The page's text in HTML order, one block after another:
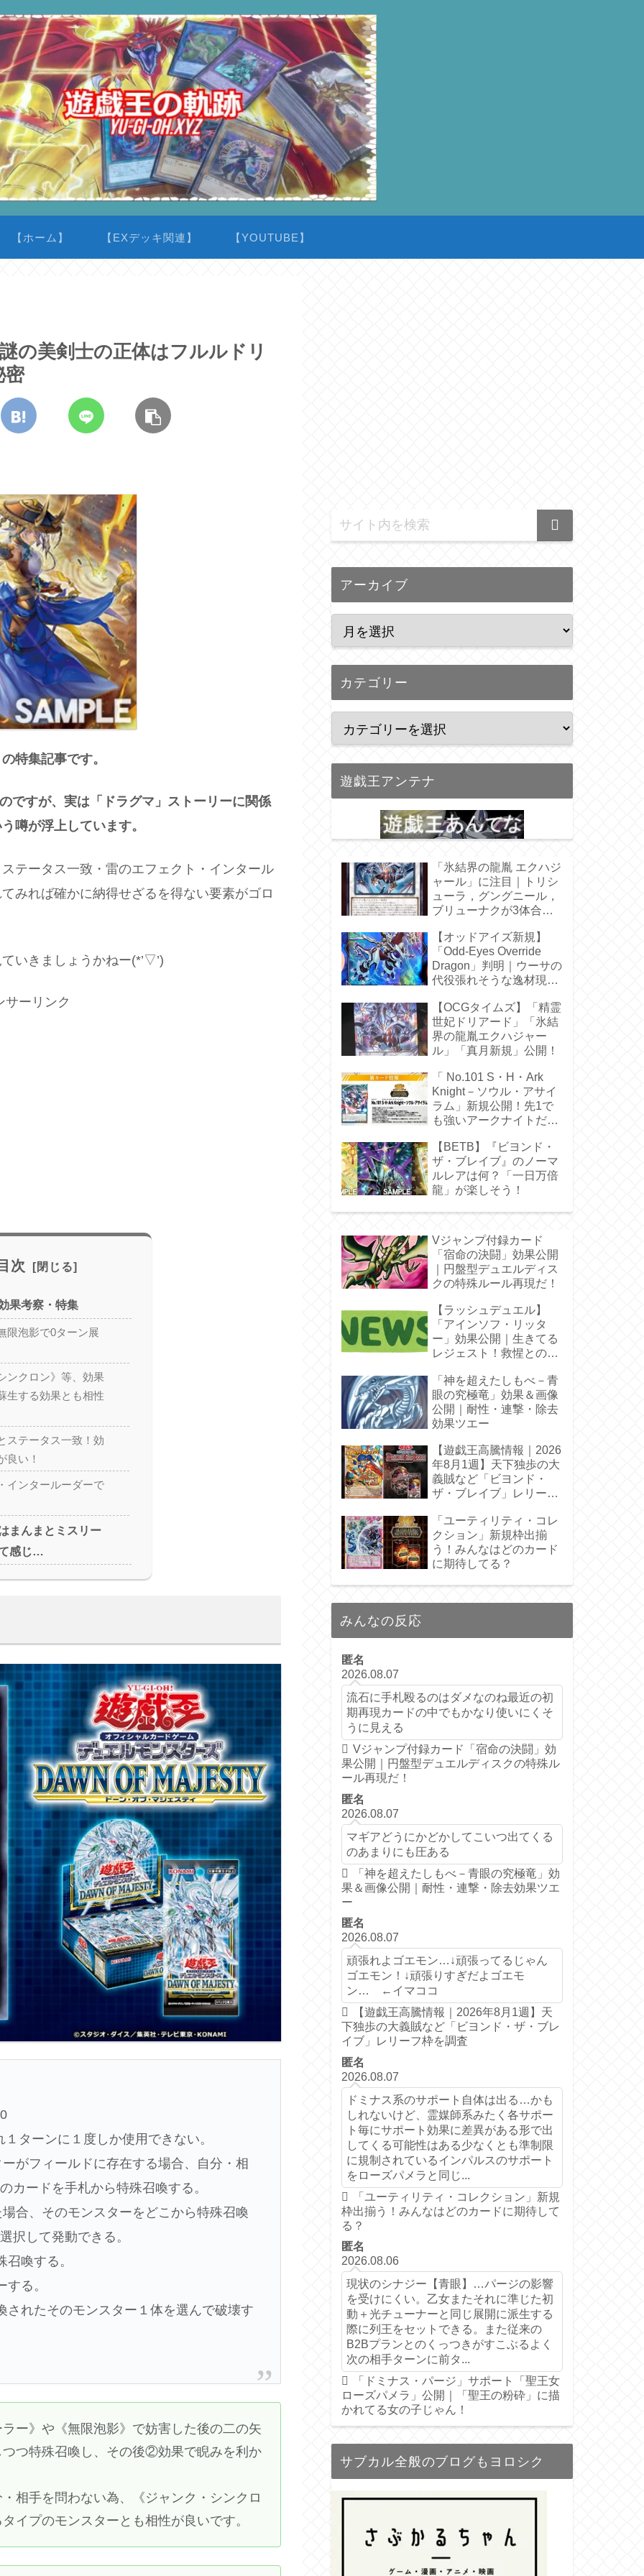
【ホーム】 【EXデッキ関連】 【YOUTUBE】
の美剣士の正体はフルルドリ
密
特集記事です。
ですが、実は「ドラグマ」ストーリーに関係
噂が浮上しています。
テータス一致・雷のエフェクト・インタール
みれば確かに納得せざるを得ない要素がゴロ
いきましょうかねー(*’▽’)
サーリンク
次
果考察・特集
限泡影で0ターン展
ンクロン》等、効果
生する効果とも相性
ステータス一致！効
良い！
インタールーダーで
まんまとミスリー
感じ…
ターンに１度しか使用できない。
がフィールドに存在する場合、自分・相
カードを手札から特殊召喚する。
合、そのモンスターをどこから特殊召喚
択して発動できる。
喚する。
る。
れたそのモンスター１体を選んで破壊す
ー》や《無限泡影》で妨害した後の二の矢
つ特殊召喚し、その後②効果で睨みを利か
相手を問わない為、《ジャンク・シンクロ
イプのモンスターとも相性が良いです。
アーカイブ
カテゴリー
遊戯王アンテナ
「氷結界の龍胤 エクハジ
ャール」に注目｜トリシ
ューラ，グングニール，
ブリューナクが3体合
【オッドアイズ新規】
「Odd-Eyes Override
Dragon」判明｜ウーサの
代役張れそうな逸材現
【OCGタイムズ】「精霊
世妃ドリアード」「氷結
界の龍胤エクハジャー
ル」「真月新規」公開！
「 No.101 S・H・Ark
Knight－ソウル・アサイ
ラム」新規公開！先1で
も強いアークナイトだ
【BETB】『ビヨンド・
ザ・ブレイブ』のノーマ
ルレアは何？「一日万倍
龍」が楽しそう！
Vジャンプ付録カード
「宿命の決闘」効果公開
｜円盤型デュエルディス
クの特殊ルール再現だ！
【ラッシュデュエル】
「アインソフ・リッタ
ー」効果公開｜生きてる
レジェスト！救惺との相
「神を超えたしもべ－青
眼の究極竜」効果＆画像
公開｜耐性・連撃・除去
効果ツエー
【遊戯王高騰情報｜2026
年8月1週】天下独歩の大
義賊など「ビヨンド・
ザ・ブレイブ」レリーフ
「ユーティリティ・コレ
クション」新規枠出揃
う！みんなはどのカード
に期待してる？
みんなの反応
匿名
2026.08.07
流石に手札殴るのはダメなのね最近の初
期再現カードの中でもかなり使いにくそ
うに見える
Vジャンプ付録カード「宿命の決闘」効
果公開｜円盤型デュエルディスクの特殊ル
ール再現だ！
匿名
2026.08.07
マギアどうにかどかしてこいつ出てくる
のあまりにも圧ある
「神を超えたしもべ－青眼の究極竜」効
果＆画像公開｜耐性・連撃・除去効果ツエ
ー
匿名
2026.08.07
頑張れよゴエモン…↓頑張ってるじゃん
ゴエモン！↓頑張りすぎだよゴエモ
ン… ←イマココ
【遊戯王高騰情報｜2026年8月1週】天
下独歩の大義賊など「ビヨンド・ザ・ブレ
イブ」レリーフ枠を調査
匿名
2026.08.07
ドミナス系のサポート自体は出る…かも
しれないけど、霊媒師系みたく各サポー
ト毎にサポート効果に差異がある形で出
してくる可能性はある少なくとも準制限
に規制されているインパルスのサポート
をローズパメラと同じ...
「ユーティリティ・コレクション」新規
枠出揃う！みんなはどのカードに期待して
る？
匿名
2026.08.06
現状のシナジー【青眼】…パージの影響
を受けにくい。乙女またそれに準じた初
動＋光チューナーと同じ展開に派生する
際に列王をセットできる。また従来の
B2Bプランとのくっつきがすこぶるよく
次の相手ターンに前タ...
「ドミナス・パージ」サポート「聖王女
ローズパメラ」公開｜「聖王の粉砕」に描
かれてる女の子じゃん！
サブカル全般のブログもヨロシク